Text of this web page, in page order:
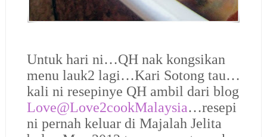
Untuk hari ni…QH nak kongsikan
menu lauk2 lagi…Kari Sotong tau…
kali ni resepinye QH ambil dari blog
Love@Love2cookMalaysia…resepi
ni pernah keluar di Majalah Jelita